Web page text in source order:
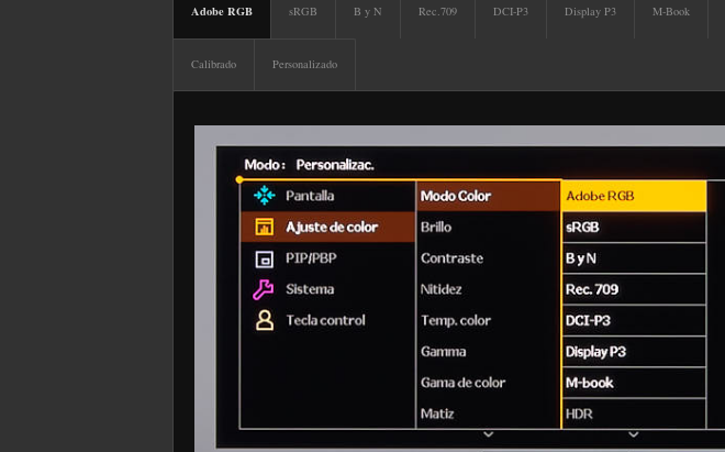
Adobe RGB sRGB B y N Rec.709 DCI-P3 Display P3 M-Book
Calibrado Personalizado